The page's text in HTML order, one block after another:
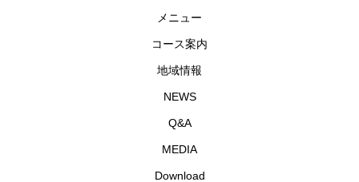
メニュー
コース案内
地域情報
NEWS
Q&A
MEDIA
Download